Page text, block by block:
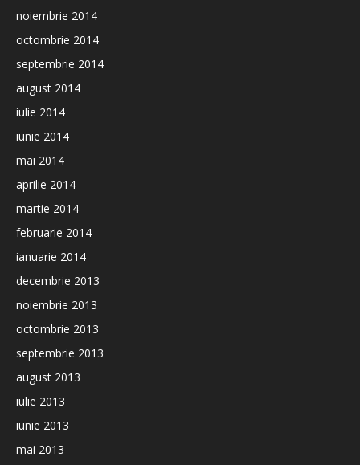
noiembrie 2014
octombrie 2014
septembrie 2014
august 2014
iulie 2014
iunie 2014
mai 2014
aprilie 2014
martie 2014
februarie 2014
ianuarie 2014
decembrie 2013
noiembrie 2013
octombrie 2013
septembrie 2013
august 2013
iulie 2013
iunie 2013
mai 2013